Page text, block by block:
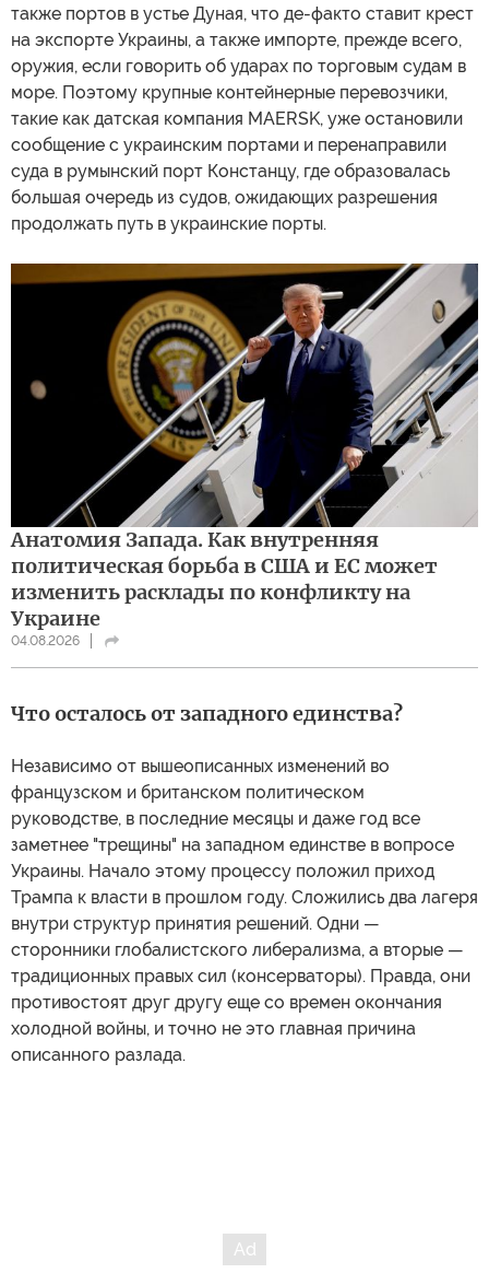
известной и недавно неожиданно воскрешенной
формуле бывшего президента США Джо Байдена (это
связано со стремлением многих СМИ создать
впечатление того, что украинцы могут победить
благодаря ударам БПЛА в российском тылу).
Но реальность неумолима, и сама Украина дорого
платит за эти удары, так как с конца июня Москва
полностью сменила тактику и наносит системные и
гиперзвуковыми ракетами и БПЛА как по Киеву, так и
по другим частям страны. Но что еще важнее, началось
уничтожение украинских черноморских портов, а
также портов в устье Дуная, что де-факто ставит крест
на экспорте Украины, а также импорте, прежде всего,
оружия, если говорить об ударах по торговым судам в
море. Поэтому крупные контейнерные перевозчики,
такие как датская компания MAERSK, уже остановили
сообщение с украинским портами и перенаправили
суда в румынский порт Констанцу, где образовалась
большая очередь из судов, ожидающих разрешения
продолжать путь в украинские порты.
Анатомия Запада. Как внутренняя
политическая борьба в США и ЕС может
изменить расклады по конфликту на
Украине
04.08.2026
Что осталось от западного единства?
Трампа к власти в прошлом году. Сложились два лагеря
внутри структур принятия решений. Одни —